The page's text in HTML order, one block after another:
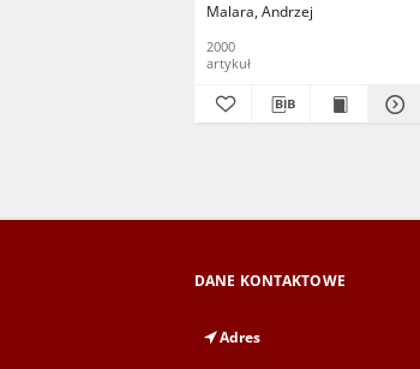
Malara, Andrzej
2000
artykuł
DANE KONTAKTOWE
Adres